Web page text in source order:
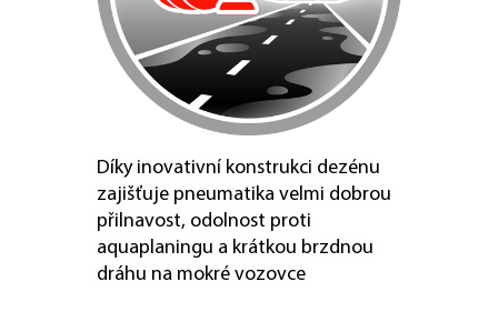
Díky inovativní konstrukci dezénu
zajišťuje pneumatika velmi dobrou
přilnavost, odolnost proti
aquaplaningu a krátkou brzdnou
dráhu na mokré vozovce